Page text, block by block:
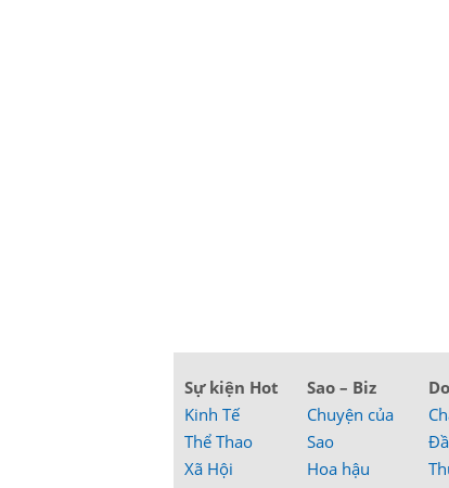
Sự kiện Hot
Kinh Tế
Thể Thao
Xã Hội
Sao – Biz
Chuyện của
Sao
Hoa hậu